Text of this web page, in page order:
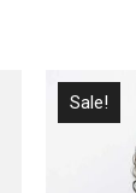
Sale!